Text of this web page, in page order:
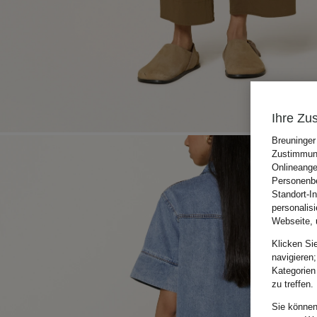
Ihre
Standort-
Webseite,
Klicken
zu treffen.
Sie